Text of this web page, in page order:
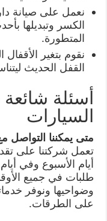
نعمل على صيانة
الكسر وتبديلها
المتطورة.
نقوم بتغير الأقفال
القفل الحديث
أسئلة
السيارات
متى يمكننا
تعمل شركتنا على
أيام الأسبوع وفي
طلبات في جميع
وضواحيها ونوفر
على الطرقات.